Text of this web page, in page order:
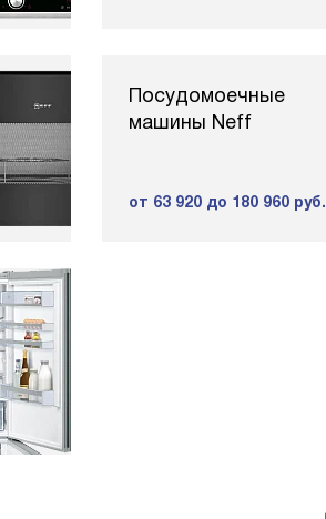
Посудомоечные
машины Neff
от 63 920 до 180 960 руб.